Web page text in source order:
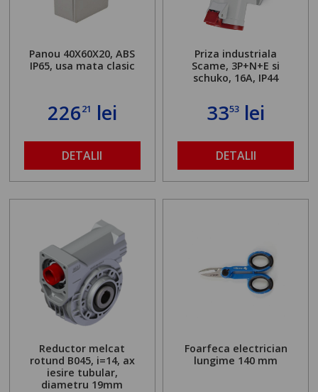
Panou 40X60X20, ABS
IP65, usa mata clasic
22621 lei
DETALII
Priza industriala
Scame, 3P+N+E si
schuko, 16A, IP44
3353 lei
DETALII
Reductor melcat
rotund B045, i=14, ax
iesire tubular,
diametru 19mm
Foarfeca electrician
lungime 140 mm